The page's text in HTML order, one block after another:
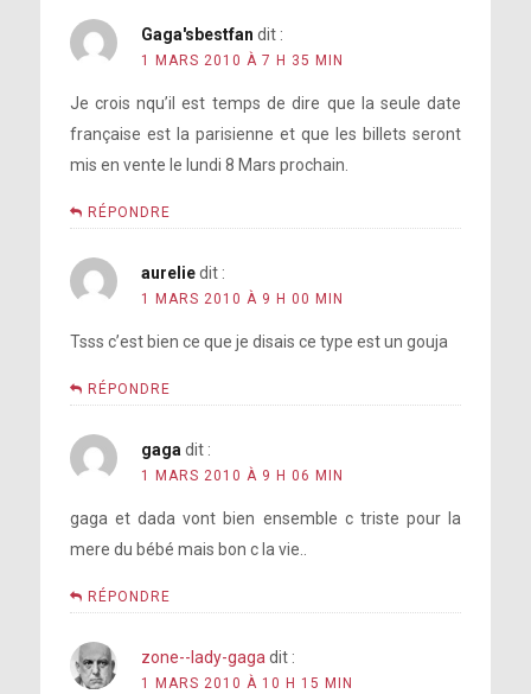
Gaga'sbestfan dit :
1 MARS 2010 À 7 H 35 MIN
Je crois nqu’il est temps de dire que la seule date
française est la parisienne et que les billets seront
mis en vente le lundi 8 Mars prochain.
RÉPONDRE
aurelie dit :
1 MARS 2010 À 9 H 00 MIN
Tsss c’est bien ce que je disais ce type est un gouja
RÉPONDRE
gaga dit :
1 MARS 2010 À 9 H 06 MIN
gaga et dada vont bien ensemble c triste pour la
mere du bébé mais bon c la vie..
RÉPONDRE
zone--lady-gaga dit :
1 MARS 2010 À 10 H 15 MIN